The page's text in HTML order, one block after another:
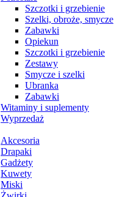
Szczotki i grzebienie
Szelki, obroże, smycze
Zabawki
Opiekun
Szczotki i grzebienie
Zestawy
Smycze i szelki
Ubranka
Zabawki
Witaminy i suplementy
Wyprzedaż
Akcesoria
Drapaki
Gadżety
Kuwety
Miski